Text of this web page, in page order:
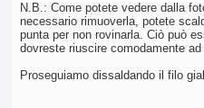
N.B.: Come potete vedere dalla
necessario rimuoverla, potete
punta per non rovinarla. Ciò può
dovreste riuscire comodamente
Proseguiamo dissaldando il filo